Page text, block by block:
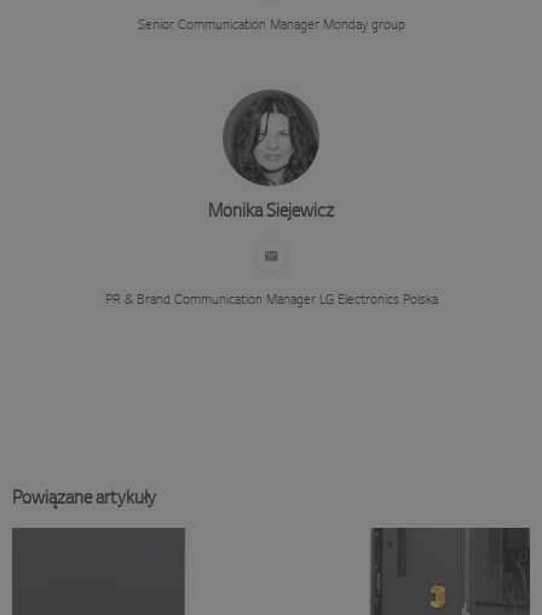
Senior Communication ManagerMonday group
Monika Siejewicz
PR & Brand Communication ManagerLG Electronics Polska
Powiązane artykuły